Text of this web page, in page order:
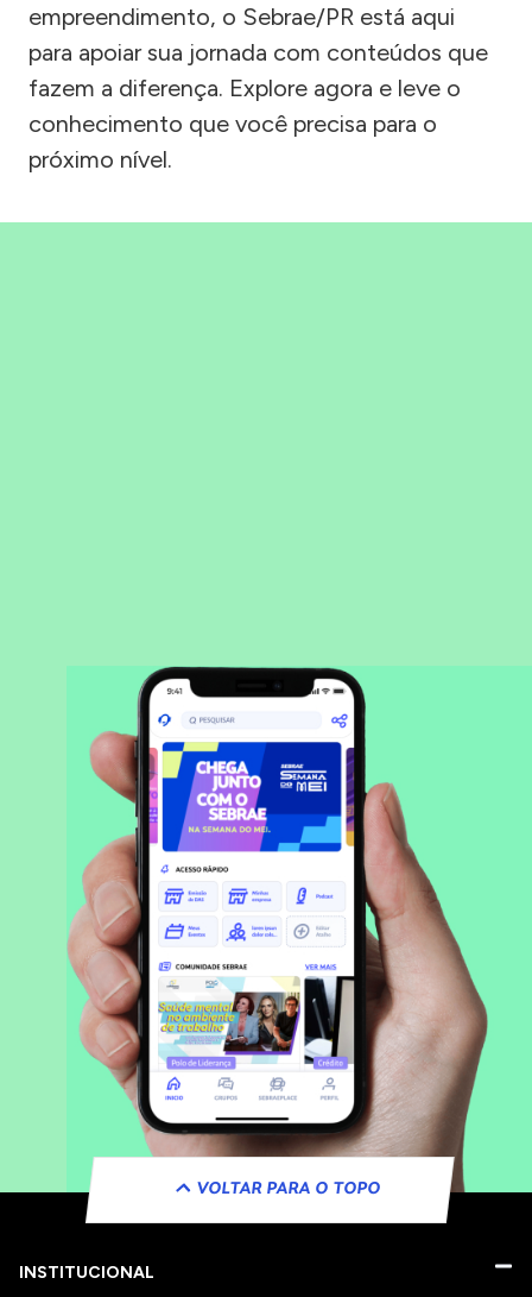
empreendimento, o Sebrae/PR está aqui
para apoiar sua jornada com conteúdos que
fazem a diferença. Explore agora e leve o
conhecimento que você precisa para o
próximo nível.
VOLTAR PARA O TOPO
INSTITUCIONAL